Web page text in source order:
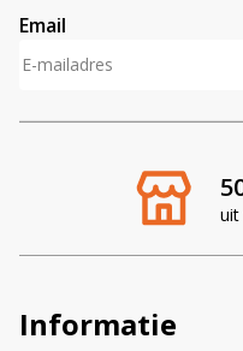
uit
Email
A
t
Informatie